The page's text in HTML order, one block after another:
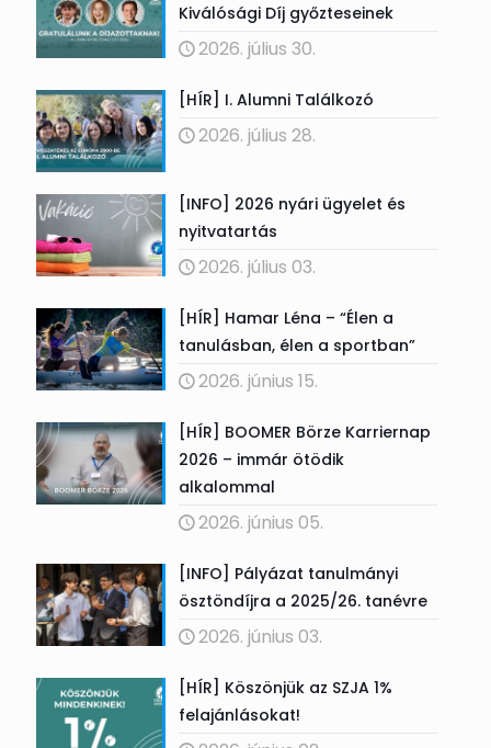
Kiválósági Díj győzteseinek
2026. július 30.
[HÍR] I. Alumni Találkozó
2026. július 28.
[INFO] 2026 nyári ügyelet és
nyitvatartás
2026. július 03.
[HÍR] Hamar Léna – “Élen a
tanulásban, élen a sportban”
2026. június 15.
[HÍR] BOOMER Börze Karriernap
2026 – immár ötödik
alkalommal
2026. június 05.
[INFO] Pályázat tanulmányi
ösztöndíjra a 2025/26. tanévre
2026. június 03.
[HÍR] Köszönjük az SZJA 1%
felajánlásokat!